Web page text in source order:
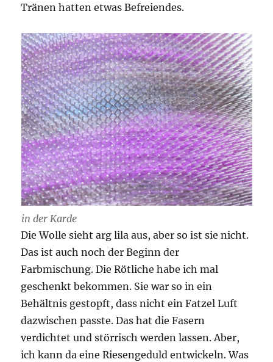
Tränen hatten etwas Befreiendes.
in der Karde
Die Wolle sieht arg lila aus, aber so ist sie nicht.
Das ist auch noch der Beginn der
Farbmischung. Die Rötliche habe ich mal
geschenkt bekommen. Sie war so in ein
Behältnis gestopft, dass nicht ein Fatzel Luft
dazwischen passte. Das hat die Fasern
verdichtet und störrisch werden lassen. Aber,
ich kann da eine Riesengeduld entwickeln. Was